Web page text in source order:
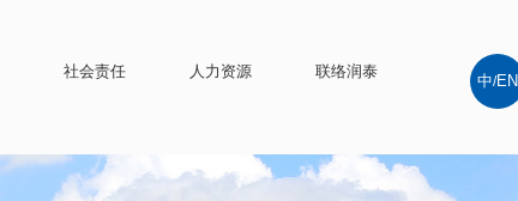
社会责任 人力资源 联络润泰
中/EN